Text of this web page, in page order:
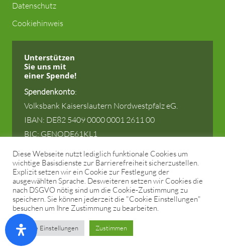
Datenschutz
Cookiehinweis
Unterstützen
Sie uns mit
einer Spende!
Spendenkonto:
Volksbank Kaiserslautern Nordwestpfalz eG.
IBAN: DE82 5409 0000 0001 2611 00
BIC: GENODE61KL1
© 2025 Stiftung zur Förderung der Kulturlandschaft
Rheinland-Pfalz (KULA).
Alle Rechte vorbehalten. Gestaltung und Umsetzung
durchAJB.
Diese Webseite nutzt lediglich funktionale Cookies um
wichtige Basisdienste zur Barrierefreiheit sicherzustellen.
Explizit setzen wir ein Cookie zur Festlegung der
ausgewählten Sprache. Desweiteren setzen wir Cookies die
nach DSGVO nötig sind um die Cookie-Zustimmung zu
speichern. Sie können jederzeit die "Cookie Einstellungen"
besuchen um Ihre Zustimmung zu bearbeiten.
Cookie Einstellungen Zustimmen